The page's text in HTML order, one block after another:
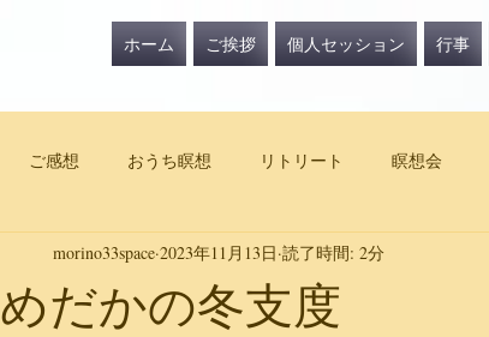
ホーム ご挨拶 個人セッション 行事
ご感想 おうち瞑想 リトリート 瞑想会
めだかの冬支度
morino33space 2023年11月13日 読了時間: 2分